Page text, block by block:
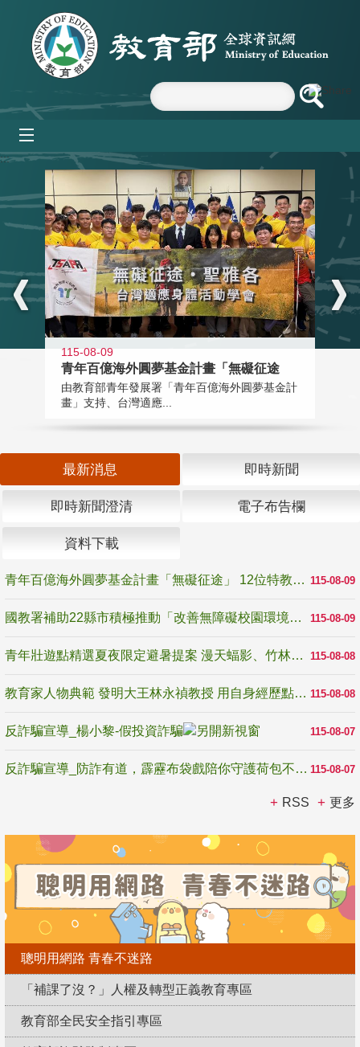
跳到主要內容區塊
:::
115-08-09
青年百億海外圓夢基金計畫「無礙征途
由教育部青年發展署「青年百億海外圓夢基金計
畫」支持、台灣適應...
最新消息 即時新聞
即時新聞澄清 電子布告欄
資料下載
115-08-09
青年百億海外圓夢基金計畫「無礙征途」 12位特教與弱勢青年勇闖西班牙 跨越感官限制見證生命蛻變
115-08-09
國教署補助22縣市積極推動「改善無障礙校園環境計畫」 打造友善、安全、無礙學習空間
115-08-08
青年壯遊點精選夏夜限定避暑提案 漫天蝠影、竹林尋蛙、茶香夜觀 邀青年暮色出發
115-08-08
教育家人物典範 發明大王林永禎教授 用自身經歷點亮學生的路
115-08-07
反詐騙宣導_楊小黎-假投資詐騙
115-08-07
反詐騙宣導_防詐有道，霹靂布袋戲陪你守護荷包不受騙
RSS 更多
聰明用網路 青春不迷路
「補課了沒？」人權及轉型正義教育專區
教育部全民安全指引專區